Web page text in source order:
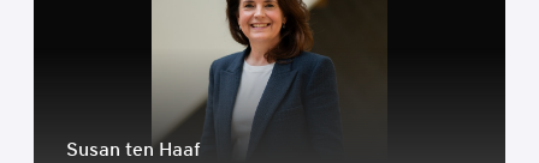
Susan ten Haaf